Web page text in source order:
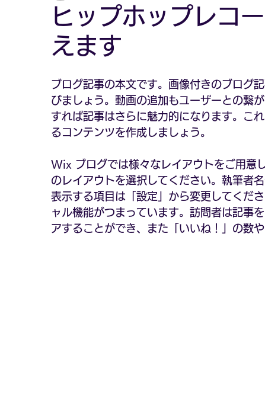
ヒップホップレコ
えます
ブログ記事の本文です。画像付きのブログ
びましょう。動画の追加もユーザーとの繋
すれば記事はさらに魅力的になります。こ
るコンテンツを作成しましょう。
Wix ブログでは様々なレイアウトをご用意
のレイアウトを選択してください。執筆者
表示する項目は「設定」から変更してくだ
ャル機能がつまっています。訪問者は記
アすることができ、また「いいね！」の数